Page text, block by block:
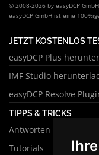
© 2008-2026 by easyDCP
easyDCP GmbH ist eine
JETZT KOSTENLOS
easyDCP Plus
IMF Studio
easyDCP Resolve
TIPPS & TRICKS
Antworten zu häufigen
Tutorials